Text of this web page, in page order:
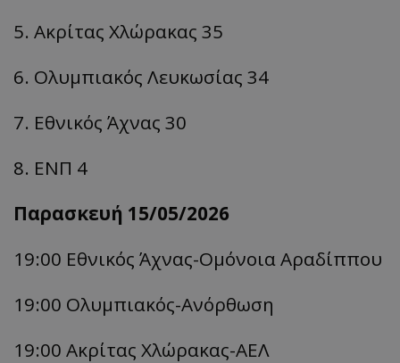
5. Ακρίτας Χλώρακας 35
6. Ολυμπιακός Λευκωσίας 34
7. Εθνικός Άχνας 30
8. ΕΝΠ 4
Παρασκευή 15/05/2026
19:00 Εθνικός Άχνας-ΟμόνοιαΑραδίππου
19:00 Ολυμπιακός-Ανόρθωση
19:00 Ακρίτας Χλώρακας-ΑΕΛ